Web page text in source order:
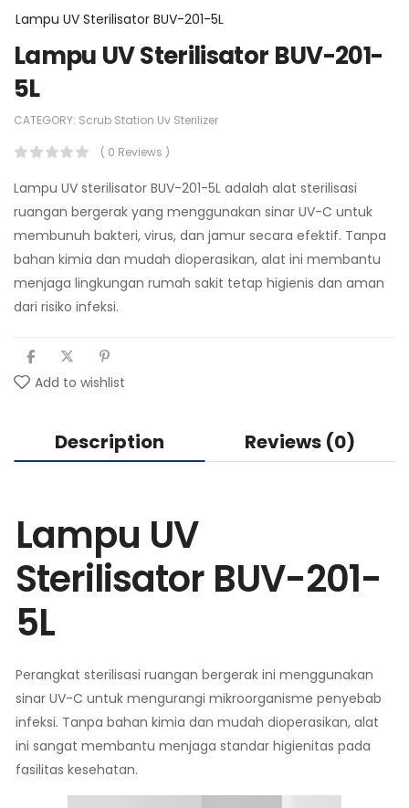
Lampu UV Sterilisator BUV-201-5L
Lampu UV Sterilisator BUV-201-
5L
CATEGORY: Scrub Station Uv Sterilizer
( 0 Reviews )
Lampu UV sterilisator BUV-201-5L adalah alat sterilisasi
ruangan bergerak yang menggunakan sinar UV-C untuk
membunuh bakteri, virus, dan jamur secara efektif. Tanpa
bahan kimia dan mudah dioperasikan, alat ini membantu
menjaga lingkungan rumah sakit tetap higienis dan aman
dari risiko infeksi.
Add to wishlist
Description Reviews (0)
Lampu UV
Sterilisator BUV-201-
5L
Perangkat sterilisasi ruangan bergerak ini menggunakan
sinar UV-C untuk mengurangi mikroorganisme penyebab
infeksi. Tanpa bahan kimia dan mudah dioperasikan, alat
ini sangat membantu menjaga standar higienitas pada
fasilitas kesehatan.